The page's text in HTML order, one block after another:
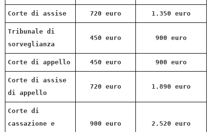
Corte di assise 720 euro 1.350 euro
Tribunale di
sorveglianza
450 euro 900 euro
Corte di appello 450 euro 900 euro
Corte di assise
di appello
720 euro 1.890 euro
Corte di
cassazione e
900 euro 2.520 euro